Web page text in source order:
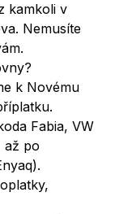
kamkoli v
Nemusíte
k Novému
Fabia, VW
až po